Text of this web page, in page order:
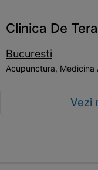
Clinica De
Bucuresti
Acupunctura, Medicina
Vezi